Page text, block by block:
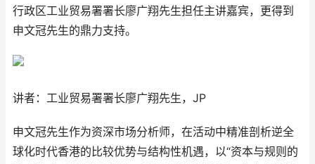
行政区工业贸易署署长廖广翔先生担任主讲嘉宾，更得到
申文冠先生的鼎力支持。
讲者：工业贸易署署长廖广翔先生，JP
申文冠先生作为资深市场分析师，在活动中精准剖析逆全
球化时代香港的比较优势与结构性机遇，以“资本与规则的